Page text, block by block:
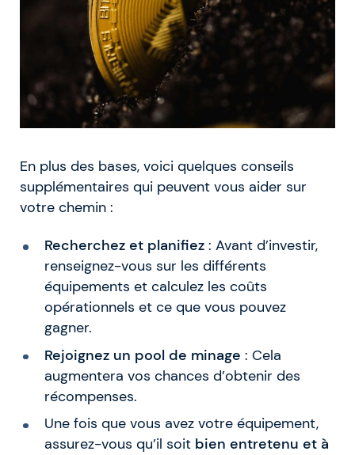
En plus des bases, voici quelques conseils
supplémentaires qui peuvent vous aider sur
votre chemin :
Recherchez et planifiez: Avant d’investir,
renseignez-vous sur les différents
équipements et calculez les coûts
opérationnels et ce que vous pouvez
gagner.
Rejoignez un pool de minage : Cela
augmentera vos chances d’obtenir des
récompenses.
Une fois que vous avez votre équipement,
assurez-vous qu’il soit bien entretenu et à